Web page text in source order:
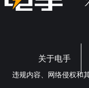
关于电手
违规内容、网络侵权和